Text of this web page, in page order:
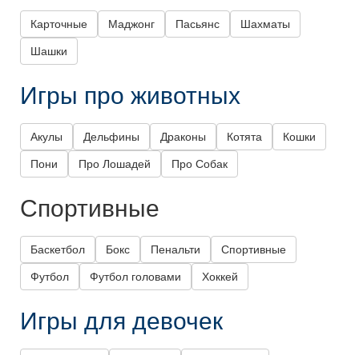
Карточные Маджонг Пасьянс Шахматы
Шашки
Игры про животных
Акулы Дельфины Драконы Котята Кошки
Пони Про Лошадей Про Собак
Спортивные
Баскетбол Бокс Пенальти Спортивные
Футбол Футбол головами Хоккей
Игры для девочек